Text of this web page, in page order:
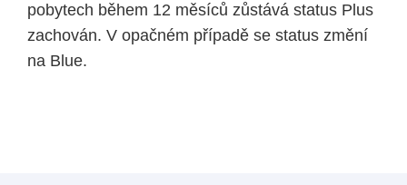
pobytech během 12 měsíců zůstává status Plus
zachován. V opačném případě se status změní
na Blue.